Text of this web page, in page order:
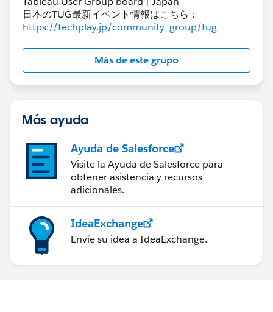
日本のTUG最新イベント情報はこちら：
https://techplay.jp/community_group/tug
Más de este grupo
Más ayuda
Ayuda de Salesforce
Visite la Ayuda de Salesforce para
obtener asistencia y recursos
adicionales.
IdeaExchange
Envíe su idea a IdeaExchange.